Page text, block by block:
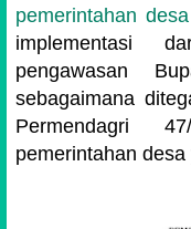
pemerintahan desa
implementasi
pengawasan
sebagaimana
Permendagri
pemerintahan